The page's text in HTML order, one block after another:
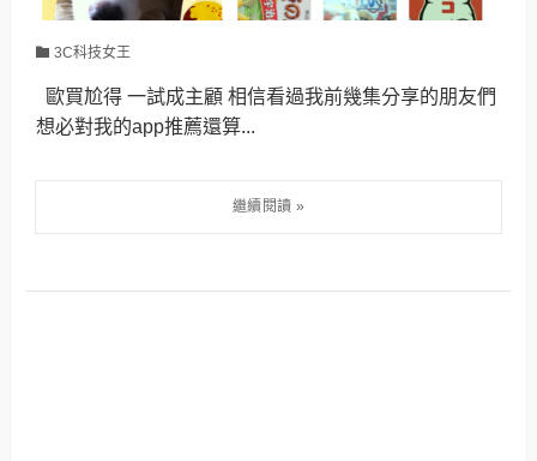
3C科技女王
歐買尬得 一試成主顧 相信看過我前幾集分享的朋友們
想必對我的app推薦還算...